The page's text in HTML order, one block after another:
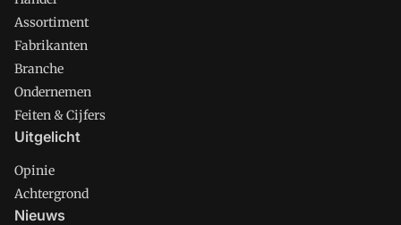
Assortiment
Fabrikanten
Branche
Ondernemen
Feiten & Cijfers
Uitgelicht
Opinie
Achtergrond
Nieuws